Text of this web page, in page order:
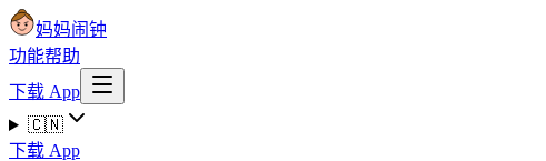
妈妈闹钟
功能帮助
下载 App
🇨🇳
下载 App